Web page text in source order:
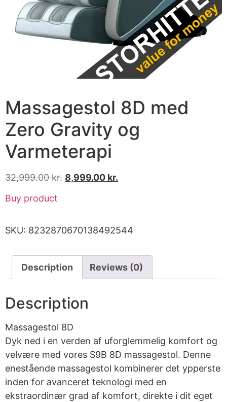
Massagestol 8D med
Zero Gravity og
Varmeterapi
32,999.00kr. 8,999.00 kr.
Buy product
SKU: 8232870670138492544
Description Reviews (0)
Description
Massagestol 8D
Dyk ned i en verden af uforglemmelig komfort og
velvære med vores S9B 8D massagestol. Denne
enestående massagestol kombinerer det ypperste
inden for avanceret teknologi med en
ekstraordinær grad af komfort, direkte i dit eget